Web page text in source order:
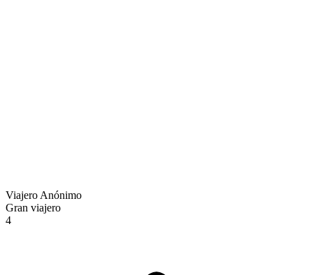
Viajero Anónimo
Gran viajero
4